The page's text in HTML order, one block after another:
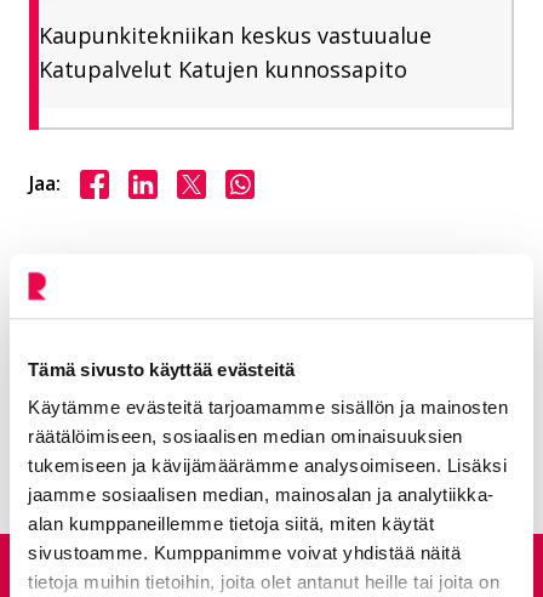
Tämä sivusto käyttää evästeitä
Käytämme evästeitä tarjoamamme sisällön ja mainosten
räätälöimiseen, sosiaalisen median ominaisuuksien
tukemiseen ja kävijämäärämme analysoimiseen. Lisäksi
jaamme sosiaalisen median, mainosalan ja analytiikka-
alan kumppaneillemme tietoja siitä, miten käytät
sivustoamme. Kumppanimme voivat yhdistää näitä
tietoja muihin tietoihin, joita olet antanut heille tai joita on
Kaupunkitekniikan keskus vastuualue
Katupalvelut Katujen kunnossapito
Jaa: Jaa Facebookissa
Jaa LinkedInissä
Jaa X:ssäJaa WhasAppissa
Kategorioiden arkisto:
Aihealueet:Asu ja rakenna
Avainsanat: Liikenne ja kadut
Kaikki artikkelit:Ajankohtaista